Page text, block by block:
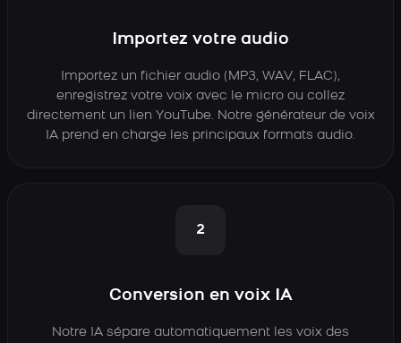
Importez votre audio
Importez un fichier audio (MP3, WAV, FLAC),
enregistrez votre voix avec le micro ou collez
directement un lien YouTube. Notre générateur de voix
IA prend en charge les principaux formats audio.
2
Conversion en voix IA
Notre IA sépare automatiquement les voix des